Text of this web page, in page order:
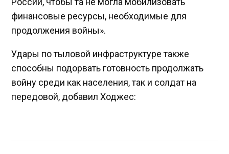
финансовые ресурсы, необходимые для
продолжения войны».
Удары по тыловой инфраструктуре также
способны подорвать готовность продолжать
войну среди как населения, так и солдат на
передовой, добавил Ходжес: